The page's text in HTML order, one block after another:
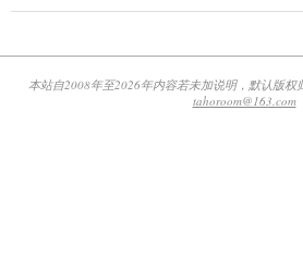
本站自2008年至2026年内容若未加说明，默认版权
tahoroom@163.com